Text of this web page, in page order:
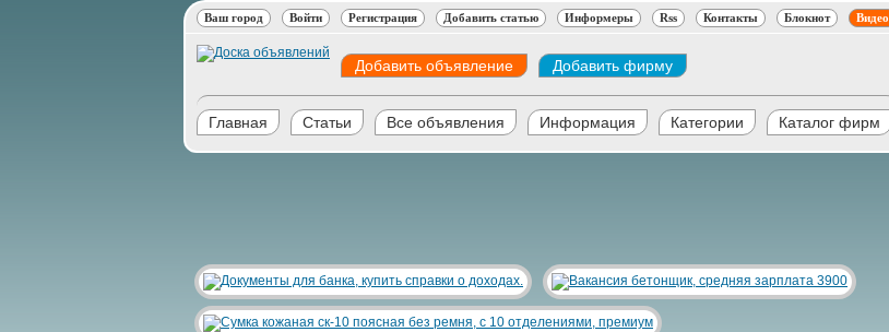
Ваш город Войти Регистрация Добавить статью Информеры Rss Контакты Блокнот Видео
Добавить объявление Добавить фирму
Главная Статьи Все объявления Информация Категории Каталог фирм